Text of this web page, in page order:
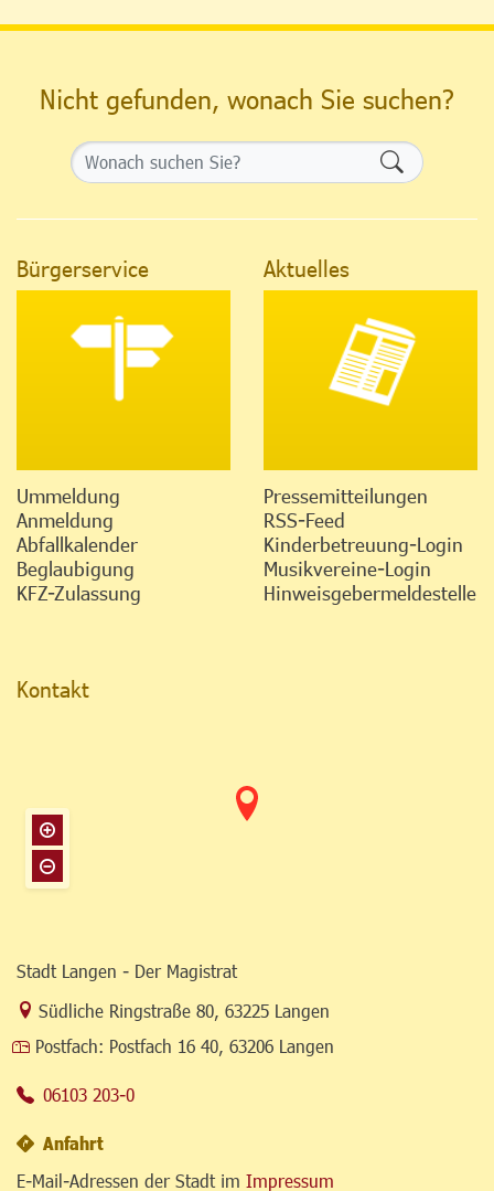
Nicht gefunden, wonach Sie suchen?
Bürgerservice
Ummeldung
Anmeldung
Abfallkalender
Beglaubigung
KFZ-Zulassung
Aktuelles
Pressemitteilungen
RSS-Feed
Kinderbetreuung-Login
Musikvereine-Login
Hinweisgebermeldestelle
Kontakt
Stadt Langen - Der Magistrat
Link zur Google-Maps Navigation
Südliche Ringstraße 80, 63225 Langen
Postfach: Postfach 16 40, 63206 Langen
06103 203-0
Anfahrt
E-Mail-Adressen der Stadt im Impressum